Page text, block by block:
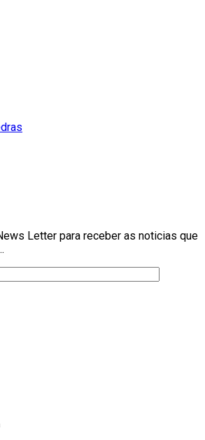
Letter para receber as noticias que